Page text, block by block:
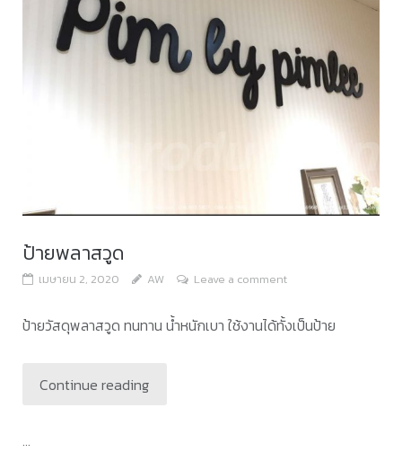
ป้ายพลาสวูด
เมษายน 2, 2020 AW Leave a comment
ป้ายวัสดุพลาสวูด ทนทาน น้ำหนักเบา ใช้งานได้ทั้งเป็นป้าย
Continue reading
...